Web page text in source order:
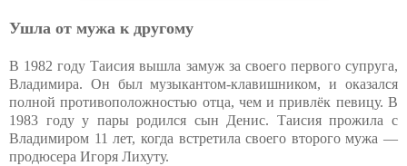
Ушла от мужа к другому
В 1982 году Таисия вышла замуж за своего первого супруга,
Владимира. Он был музыкантом-клавишником, и оказался
полной противоположностью отца, чем и привлёк певицу. В
1983 году у пары родился сын Денис. Таисия прожила с
Владимиром 11 лет, когда встретила своего второго мужа —
продюсера Игоря Лихуту.